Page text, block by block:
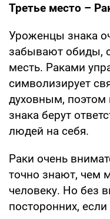
Третье место –
Уроженцы знака
забывают обиды,
месть. Раками
символизирует
духовным, поэтом
знака берут
людей на себя.
Раки очень
точно знают, чем
человеку. Но без
посторонних,